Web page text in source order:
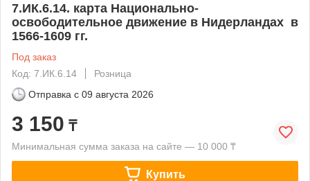
7.ИК.6.14. карта Национально-
освободительное движение в Нидерландах в
1566-1609 гг.
Под заказ
Код: 7.ИК.6.14
Розница
Отправка с 09 августа 2026
3 150 ₸
Минимальная сумма заказа на сайте — 10 000 ₸
Купить